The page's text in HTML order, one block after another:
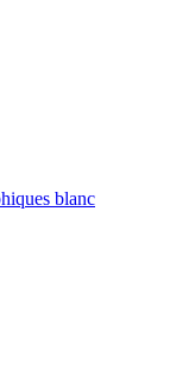
blanc